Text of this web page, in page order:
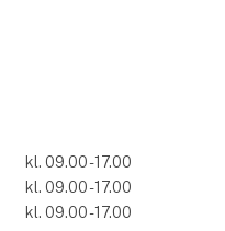
kl. 09.00 - 17.00
kl. 09.00 - 17.00
kl. 09.00 - 17.00